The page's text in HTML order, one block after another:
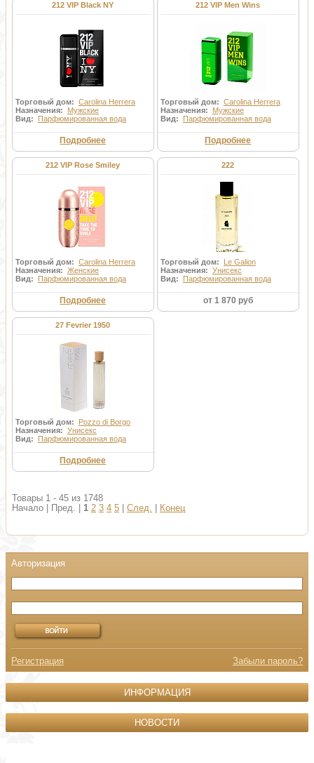
212 VIP Black NY
Торговый дом: Carolina Herrera
Назначения: Мужские
Вид: Парфюмированная вода
Подробнее
212 VIP Men Wins
Торговый дом: Carolina Herrera
Назначения: Мужские
Вид: Парфюмированная вода
Подробнее
212 VIP Rose Smiley
Торговый дом: Carolina Herrera
Назначения: Женские
Вид: Парфюмированная вода
Подробнее
222
Торговый дом: Le Galion
Назначения: Унисекс
Вид: Парфюмированная вода
от 1 870 руб
27 Fevrier 1950
Торговый дом: Pozzo di Borgo
Назначения: Унисекс
Вид: Парфюмированная вода
Подробнее
Товары 1 - 45 из 1748
Начало | Пред. | 1 2 3 4 5 След. Конец
Регистрация Забыли пароль?
ИНФОРМАЦИЯ
НОВОСТИ